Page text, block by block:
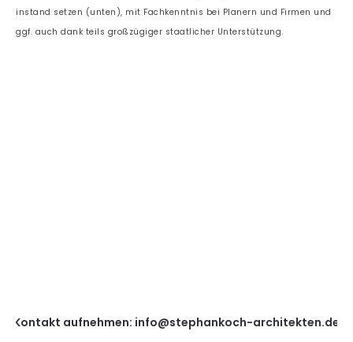
instand setzen (unten), mit Fachkenntnis bei Planern und Firmen und
ggf. auch dank teils großzügiger staatlicher Unterstützung.
Kontakt aufnehmen: info@stephankoch-architekten.de